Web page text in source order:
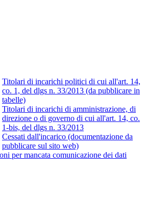
Titolari di incarichi politici di cui all'art. 14,
co. 1, del dlgs n. 33/2013 (da pubblicare in
tabelle)
Titolari di incarichi di amministrazione, di
direzione o di governo di cui all'art. 14, co.
1-bis, del dlgs n. 33/2013
Cessati dall'incarico (documentazione da
pubblicare sul sito web)
per mancata comunicazione dei dati